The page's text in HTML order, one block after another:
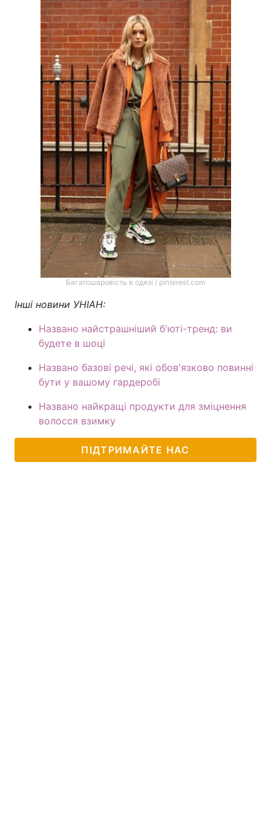
Багатошаровість в одязі / pinterest.com
Інші новини УНІАН:
Названо найстрашніший б'юті-тренд: ви
будете в шоці
Названо базові речі, які обов'язково повинні
бути у вашому гардеробі
Названо найкращі продукти для зміцнення
волосся взимку
ПІДТРИМАЙТЕ НАС